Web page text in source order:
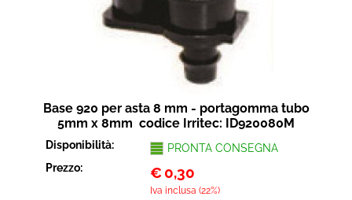
Pet Store
Agricoltura
Ricambi
Base 920 per asta 8 mm - portagomma tubo
5mm x 8mm codice Irritec: ID920080M
Disponibilità:
PRONTA CONSEGNA
Prezzo:
€ 0,30
Iva inclusa (22%)